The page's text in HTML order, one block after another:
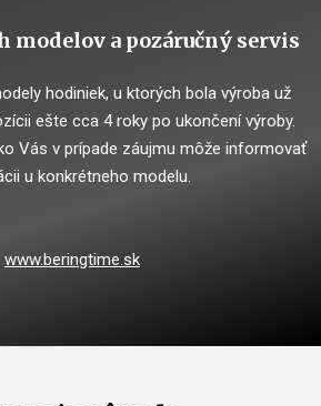
modelov a pozáručný servis
hodiniek, u ktorých bola výroba už
ešte cca 4 roky po ukončení výroby.
Vás v prípade záujmu môže informovať
u konkrétneho modelu.
www.beringtime.sk